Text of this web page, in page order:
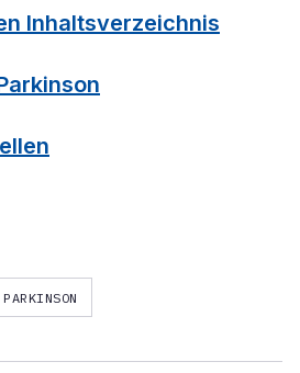
Inhaltsverzeichnis
PARKINSON